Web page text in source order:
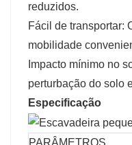
reduzidos.
Fácil de transportar:
mobilidade
Impacto mínimo no
perturbação do solo
Especificação
PARÂMETROS